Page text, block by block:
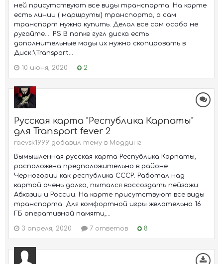
ней присутствуют все виды транспорта. На карте
есть линии ( маршруты) транспорта, а сам
транспорт нужно купить. Делал все сам особо не
ругайте.... P.S В папке гугл диска есть
дополнительные моды их нужно скопировать в
Диск:\Transport...
10 июня, 2020 2
Русская карта "Республика Карпаты"
для Transport fever 2
raevsk1999 добавил тему в Моддинг
Вымышленная русская карта Республика Карпаты,
расположена предположительно в районе
Черногории как республика СССР. Работал над
картой очень долго, пытался воссоздать пейзажи
Абхазии и России. На карте присутствуют все виды
транспорта. Для комфортной игры желательно 16
ГБ оперативной памяти,...
3 апреля, 2020 7 ответов 8